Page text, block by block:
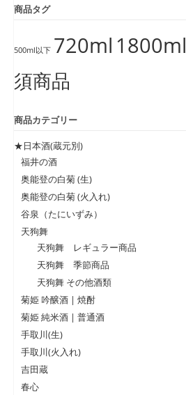
商品タグ
500ml以下 720ml 1800ml
須商品
商品カテゴリー
★日本酒(蔵元別)
福井の酒
奥能登の白菊 (生)
奥能登の白菊 (火入れ)
谷泉（たにいずみ）
天狗舞
天狗舞 レギュラー商品
天狗舞 季節商品
天狗舞 その他酒類
菊姫 吟醸酒 | 焼酎
菊姫 純米酒 | 普通酒
手取川(生)
手取川(火入れ)
吉田蔵
春心